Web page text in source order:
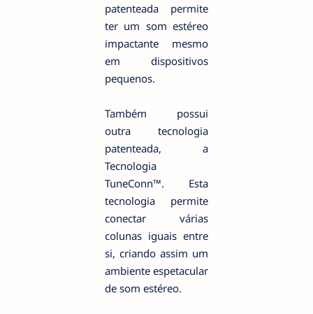
patenteada permite
ter um som estéreo
impactante mesmo
em dispositivos
pequenos.
Também possui
outra tecnologia
patenteada, a
Tecnologia
TuneConn™. Esta
tecnologia permite
conectar várias
colunas iguais entre
si, criando assim um
ambiente espetacular
de som estéreo.